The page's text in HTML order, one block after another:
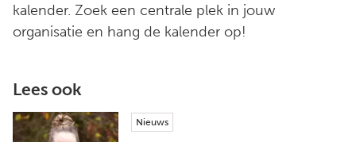
kalender. Zoek een centrale plek in jouw
organisatie en hang de kalender op!
Lees ook
Nieuws